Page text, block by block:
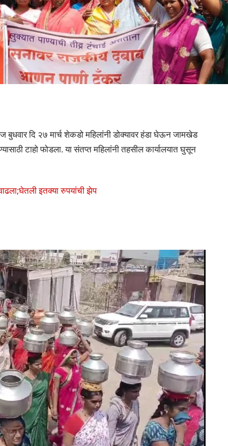
दि २७ मार्च शेकडो महिलांनी डोक्यावर हंडा घेऊन जामखेड
टाहो फोडला. या संतप्त महिलांनी तहसील कार्यालयात घुसून
इतक्या रुपयांची झेप